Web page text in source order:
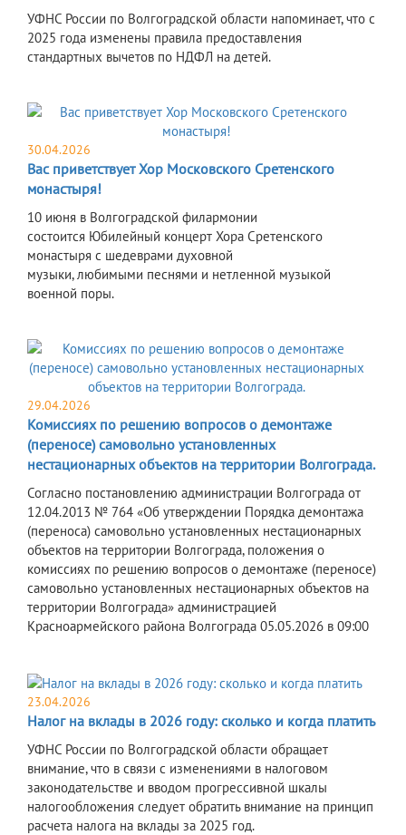
УФНС России по Волгоградской области напоминает, что с
2025 года изменены правила предоставления
стандартных вычетов по НДФЛ на детей.
30.04.2026
Вас приветствует Хор Московского Сретенского
монастыря!
10 июня в Волгоградской филармонии
состоится Юбилейный концерт Хора Сретенского
монастыря с шедеврами духовной
музыки, любимыми песнями и нетленной музыкой
военной поры.
29.04.2026
Комиссиях по решению вопросов о демонтаже
(переносе) самовольно установленных
нестационарных объектов на территории Волгограда.
Согласно постановлению администрации Волгограда от
12.04.2013 № 764 «Об утверждении Порядка демонтажа
(переноса) самовольно установленных нестационарных
объектов на территории Волгограда, положения о
комиссиях по решению вопросов о демонтаже (переносе)
самовольно установленных нестационарных объектов на
территории Волгограда» администрацией
Красноармейского района Волгограда 05.05.2026 в 09:00
23.04.2026
Налог на вклады в 2026 году: сколько и когда платить
УФНС России по Волгоградской области обращает
внимание, что в связи с изменениями в налоговом
законодательстве и вводом прогрессивной шкалы
налогообложения следует обратить внимание на принцип
расчета налога на вклады за 2025 год.